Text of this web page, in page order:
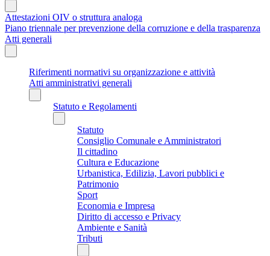
Attestazioni OIV o struttura analoga
Piano triennale per prevenzione della corruzione e della trasparenza
Atti generali
Riferimenti normativi su organizzazione e attività
Atti amministrativi generali
Statuto e Regolamenti
Statuto
Consiglio Comunale e Amministratori
Il cittadino
Cultura e Educazione
Urbanistica, Edilizia, Lavori pubblici e
Patrimonio
Sport
Economia e Impresa
Diritto di accesso e Privacy
Ambiente e Sanità
Tributi